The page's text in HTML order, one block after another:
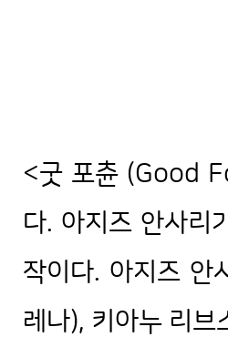
<굿 포츈 (Good
다. 아지즈 안사리
작이다. 아지즈 안
레나), 키아누 리브